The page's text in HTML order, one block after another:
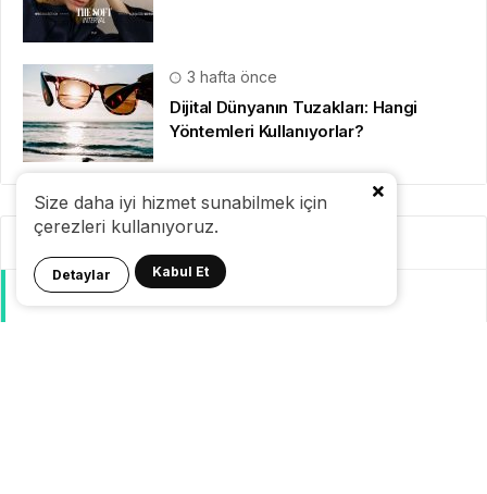
Size daha iyi hizmet sunabilmek için
çerezleri kullanıyoruz.
Detaylar Kabul Et
3 hafta önce
Dijital Dünyanın Tuzakları: Hangi
Yöntemleri Kullanıyorlar?
Kategoriler
GeziBlog